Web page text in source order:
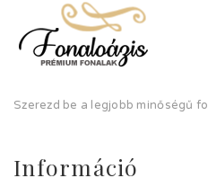
Szerezd be a legjobb minőségű
Információ